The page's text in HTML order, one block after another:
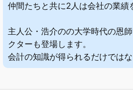
仲間たちと共に2人は会社の業績
主人公・浩介のの大学時代の恩
クターも登場します。
会計の知識が得られるだけでは